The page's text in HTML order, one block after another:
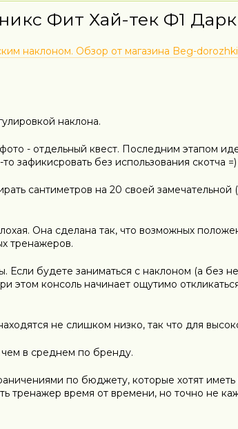
Фит Хай-тек Ф1 Дарк
наклоном. Обзор от магазина Beg-
наклона.
- отдельный квест. Последним этапом
зафикисровать без использования скотча =)
сантиметров на 20 своей
Она сделана так, что возможных
тренажеров.
будете заниматься с наклоном (а без
этом консоль начинает ощутимо
не слишком низко, так что для
в среднем по бренду.
по бюджету, которые хотят
тренажер время от времени, но точно не